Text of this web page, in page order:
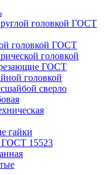
головкой ГОСТ
головкой ГОСТ
головкой
ГОСТ
головкой
сверло
гайки
ГОСТ 15523